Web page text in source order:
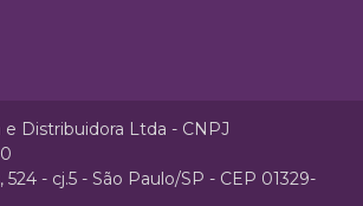
Distribuidora Ltda - CNPJ
- cj.5 - São Paulo/SP - CEP 01329-